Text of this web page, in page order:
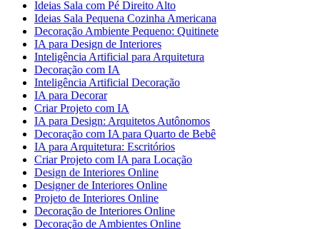
Ideias Sala com Pé Direito Alto
Ideias Sala Pequena Cozinha Americana
Decoração Ambiente Pequeno: Quitinete
IA para Design de Interiores
Inteligência Artificial para Arquitetura
Decoração com IA
Inteligência Artificial Decoração
IA para Decorar
Criar Projeto com IA
IA para Design: Arquitetos Autônomos
Decoração com IA para Quarto de Bebê
IA para Arquitetura: Escritórios
Criar Projeto com IA para Locação
Design de Interiores Online
Designer de Interiores Online
Projeto de Interiores Online
Decoração de Interiores Online
Decoração de Ambientes Online